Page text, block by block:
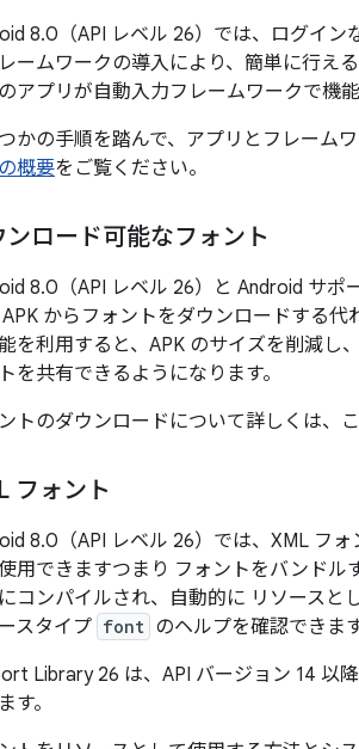
8.0（API レベル 26）では、ログイン
ームワークの導入により、簡単に行え
アプリが自動入力フレームワークで機
かの手順を踏んで、アプリとフレーム
概要をご覧ください。
ンロード可能なフォント
8.0（API レベル 26）と Android サポ
APK からフォントをダウンロードする
を利用すると、APK のサイズを削減し
を共有できるようになります。
トのダウンロードについて詳しくは、
フォント
8.0（API レベル 26）では、XML フ
用できますつまり フォントをバンド
コンパイルされ、自動的に リソースと
スタイプ font のヘルプを確認できます
Library 26 は、API バージョン 14 以
す。